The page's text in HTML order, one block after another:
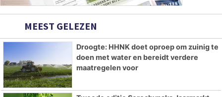
MEEST GELEZEN
Droogte: HHNK doet oproep om zuinig te
doen met water en bereidt verdere
maatregelen voor